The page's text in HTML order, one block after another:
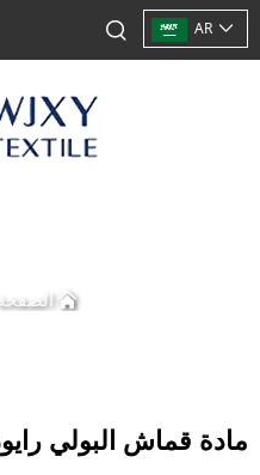
AR
مادة قماش البولي